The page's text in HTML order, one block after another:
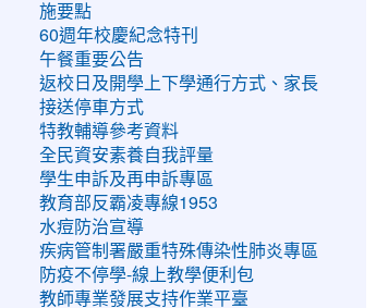
施要點
60週年校慶紀念特刊
午餐重要公告
返校日及開學上下學通行方式、家長
接送停車方式
特教輔導參考資料
全民資安素養自我評量
學生申訴及再申訴專區
教育部反霸凌專線1953
水痘防治宣導
疾病管制署嚴重特殊傳染性肺炎專區
防疫不停學-線上教學便利包
教師專業發展支持作業平臺